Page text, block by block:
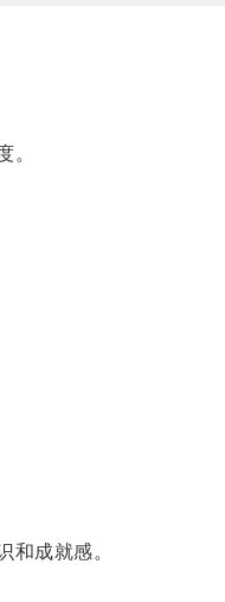
。
成就感。